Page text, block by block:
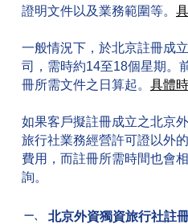
證明文件以及業務範圍等。
一般情況下，於北京註冊成
司，需時約14至18個星期。
冊所需文件之日算起。 具體
如果客戶擬註冊成立之北京
旅行社業務經營許可證以外
費用，而註冊所需時間也會
詢。
一、 北京外資獨資旅行社註